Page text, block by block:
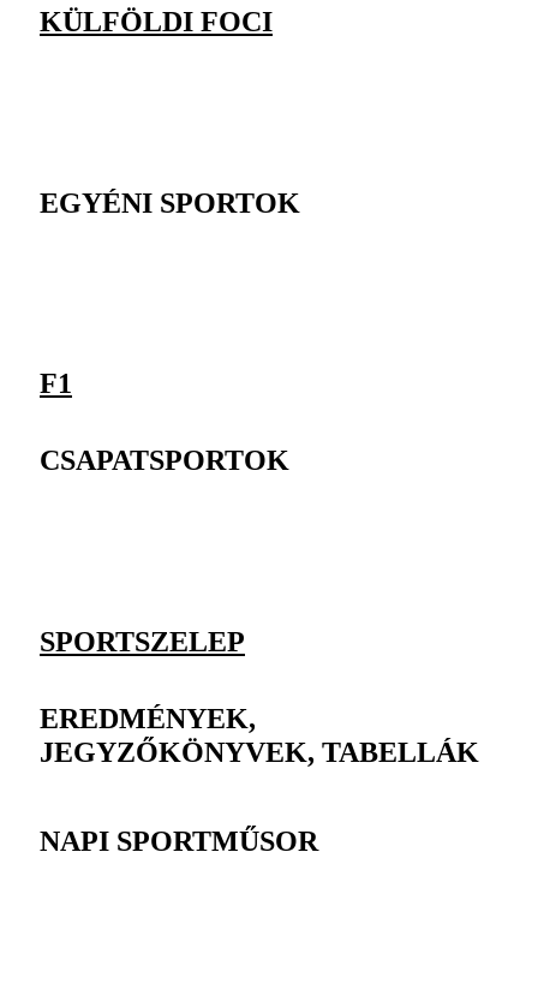
KÜLFÖLDI FOCI
EGYÉNI SPORTOK
F1
CSAPATSPORTOK
SPORTSZELEP
EREDMÉNYEK,
JEGYZŐKÖNYVEK, TABELLÁK
NAPI SPORTMŰSOR